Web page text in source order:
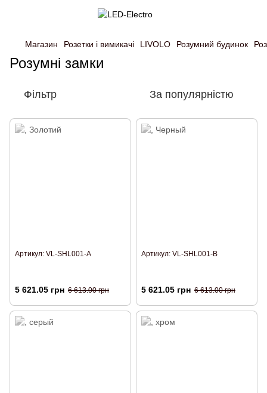
Магазин Розетки і вимикачі LIVOLO Розумний будинок
Розумні замки
Фільтр За популярністю
Артикул: VL-SHL001-A
5 621.05 грн 6 613.00 грн
Артикул: VL-SHL001-B
5 621.05 грн 6 613.00 грн